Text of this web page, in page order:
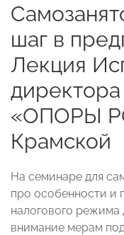
шаг в
Лекция
«ОПОРЫ
Крамской
На семинаре для
про особенности и
налогового режима
внимание мерам